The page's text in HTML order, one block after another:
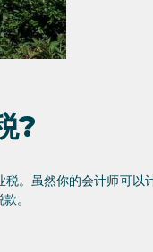
?
。虽然你的会计师可以
。